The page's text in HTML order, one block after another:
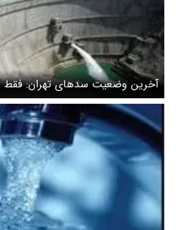
آخرین وضعیت سدهای تهران: فقط ۱۸ درصد آب دارند